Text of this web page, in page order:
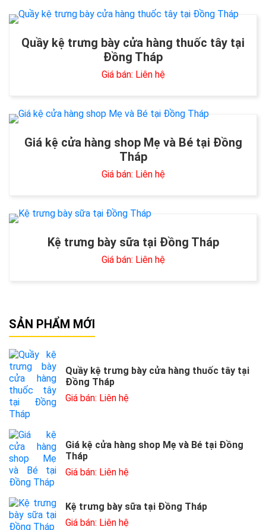
Quầy kệ trưng bày cửa hàng thuốc tây tại
Đồng Tháp
Giá bán: Liên hệ
Giá kệ cửa hàng shop Mẹ và Bé tại Đồng
Tháp
Giá bán: Liên hệ
Kệ trưng bày sữa tại Đồng Tháp
Giá bán: Liên hệ
SẢN PHẨM MỚI
Quầy kệ trưng bày cửa hàng thuốc tây tại
Đồng Tháp
Giá bán: Liên hệ
Giá kệ cửa hàng shop Mẹ và Bé tại Đồng
Tháp
Giá bán: Liên hệ
Kệ trưng bày sữa tại Đồng Tháp
Giá bán: Liên hệ